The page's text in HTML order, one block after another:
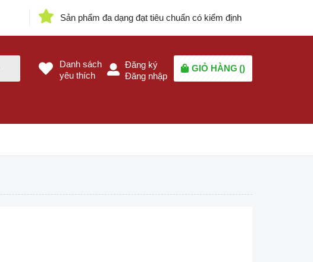
Sản phẩm đa dạng đạt tiêu chuẩn có kiểm định
Danh sách
yêu thích
Đăng ký
Đăng nhập
GIỎ HÀNG ()